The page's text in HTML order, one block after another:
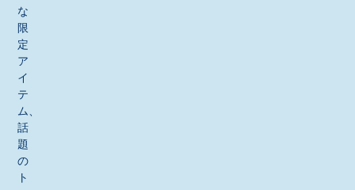
な
限
定
ア
イ
テ
ム、
話
題
の
ト